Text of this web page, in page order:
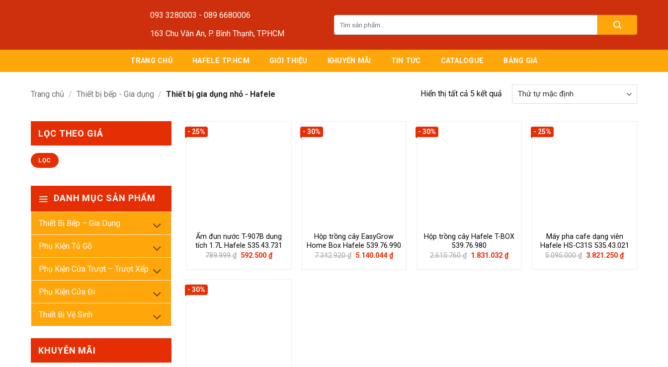
093 3280003 - 089 6680006
163 Chu Văn An, P. Bình Thạnh, TP.HCM
kiếm:
TRANG CHỦ HAFELE TP.HCM GIỚI THIỆU KHUYẾN MÃI TIN TỨC CATALOGUE BẢNG GIÁ
Trang chủ / Thiết bị bếp - Gia dụng / Thiết bị gia dụng nhỏ - Hafele Hiển thị tất cả 5 kết quả
LỌC THEO GIÁ
Giá
thấp
nhất
Giá
cao
nhất
LỌC
DANH MỤC SẢN PHẨM
Thiết Bị Bếp – Gia Dụng
Phụ Kiện Tủ Gỗ
Phụ Kiện Cửa Trượt – Trượt Xếp
Phụ Kiện Cửa Đi
Thiết Bị Vệ Sinh
KHUYỄN MÃI
- 25%
Ấm đun nước T-907B dung
tích 1.7L Hafele 535.43.731
789.999₫ Giá
592.500₫Giá
hiện
- 30%
Hộp trồng cây EasyGrow
Home Box Hafele 539.76.990
7.342.920₫ Giá
5.140.044₫Giá
hiện
- 30%
Hộp trồng cây Hafele T-BOX
539.76.980
2.615.760₫ Giá
1.831.032₫Giá
hiện
- 25%
Máy pha cafe dạng viên
Hafele HS-C31S 535.43.021
5.095.000₫ Giá
3.821.250₫Giá
hiện
- 30%